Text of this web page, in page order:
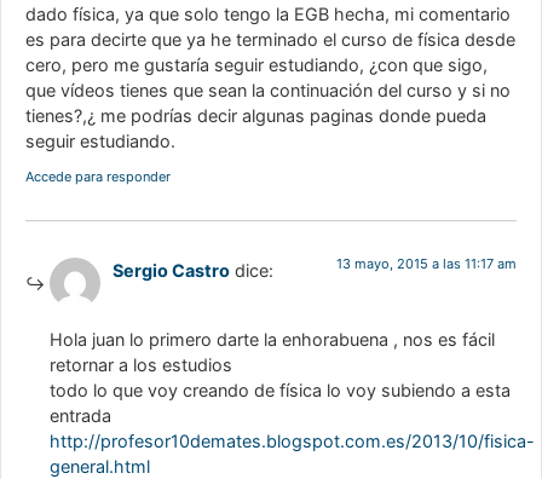
dado física, ya que solo tengo la EGB hecha, mi comentario
es para decirte que ya he terminado el curso de física desde
cero, pero me gustaría seguir estudiando, ¿con que sigo,
que vídeos tienes que sean la continuación del curso y si no
tienes?,¿ me podrías decir algunas paginas donde pueda
seguir estudiando.
Accede para responder
Sergio Castro dice: 13 mayo, 2015 a las 11:17 am
Hola juan lo primero darte la enhorabuena , nos es fácil
retornar a los estudios
todo lo que voy creando de física lo voy subiendo a esta
entrada
http://profesor10demates.blogspot.com.es/2013/10/fisica-
general.html